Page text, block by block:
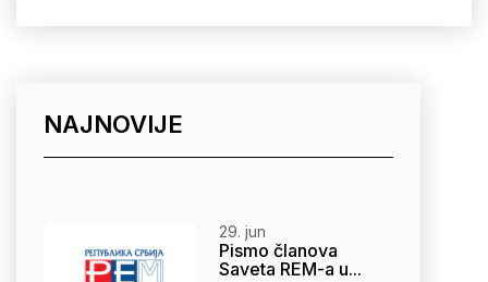
NAJNOVIJE
29. jun
Pismo članova
Saveta REM-a u...